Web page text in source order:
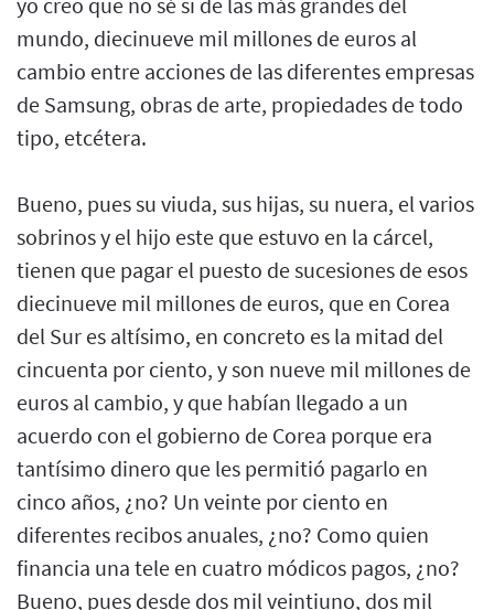
mundo, diecinueve mil millones de euros al
cambio entre acciones de las diferentes empresas
de Samsung, obras de arte, propiedades de todo
tipo, etcétera.
Bueno, pues su viuda, sus hijas, su nuera, el varios
sobrinos y el hijo este que estuvo en la cárcel,
tienen que pagar el puesto de sucesiones de esos
diecinueve mil millones de euros, que en Corea
del Sur es altísimo, en concreto es la mitad del
cincuenta por ciento, y son nueve mil millones de
euros al cambio, y que habían llegado a un
acuerdo con el gobierno de Corea porque era
tantísimo dinero que les permitió pagarlo en
cinco años, ¿no? Un veinte por ciento en
diferentes recibos anuales, ¿no? Como quien
financia una tele en cuatro módicos pagos, ¿no?
Bueno, pues desde dos mil veintiuno, dos mil